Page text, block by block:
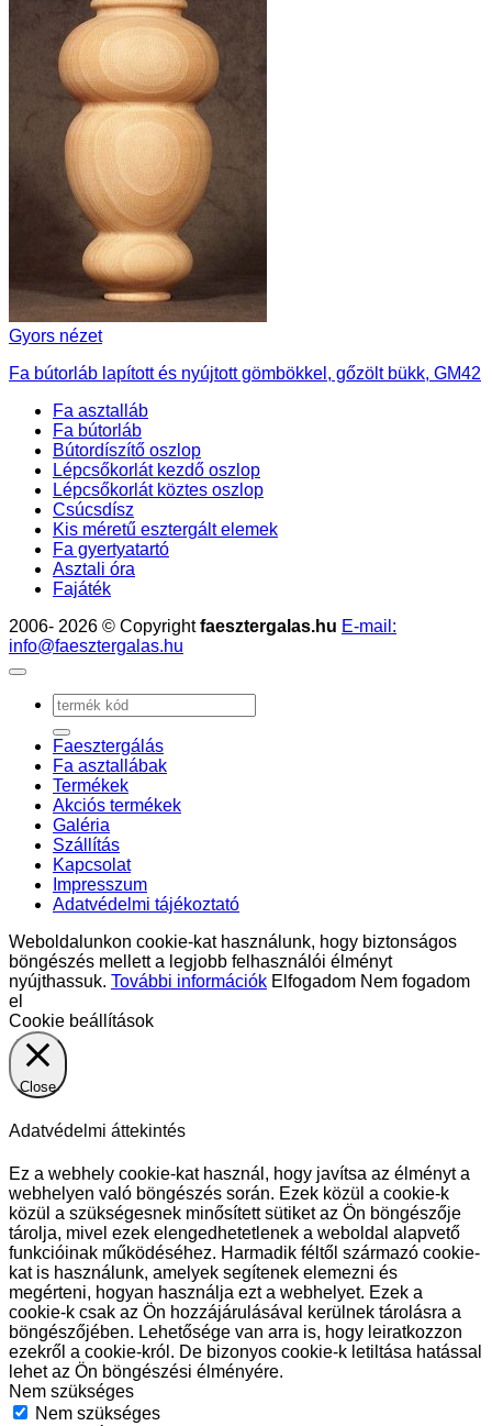
Gyors nézet
Fa bútorláb lapított és nyújtott gömbökkel, gőzölt bükk, GM42
Fa asztalláb
Fa bútorláb
Bútordíszítő oszlop
Lépcsőkorlát kezdő oszlop
Lépcsőkorlát köztes oszlop
Csúcsdísz
Kis méretű esztergált elemek
Fa gyertyatartó
Asztali óra
Fajáték
2006- 2026 © Copyrightfaesztergalas.hu E-mail:
info@faesztergalas.hu
Keresés
a
következőre:
Faesztergálás
Fa asztallábak
Termékek
Akciós termékek
Galéria
Szállítás
Kapcsolat
Impresszum
Adatvédelmi tájékoztató
Weboldalunkon cookie-kat használunk, hogy biztonságos
böngészés mellett a legjobb felhasználói élményt
nyújthassuk. További információk Elfogadom Nem fogadom
el
Cookie beállítások
Close
Adatvédelmi áttekintés
Ez a webhely cookie-kat használ, hogy javítsa az élményt a
webhelyen való böngészés során. Ezek közül a cookie-k
közül a szükségesnek minősített sütiket az Ön böngészője
tárolja, mivel ezek elengedhetetlenek a weboldal alapvető
funkcióinak működéséhez. Harmadik féltől származó cookie-
kat is használunk, amelyek segítenek elemezni és
megérteni, hogyan használja ezt a webhelyet. Ezek a
cookie-k csak az Ön hozzájárulásával kerülnek tárolásra a
böngészőjében. Lehetősége van arra is, hogy leiratkozzon
ezekről a cookie-król. De bizonyos cookie-k letiltása hatással
lehet az Ön böngészési élményére.
Nem szükséges
Nem szükséges